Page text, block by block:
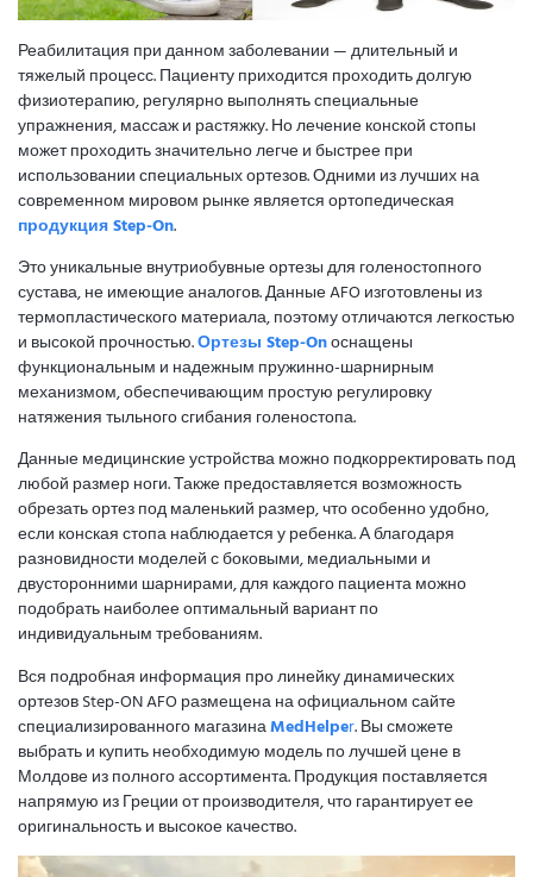
Реабилитация при данном заболевании — длительный и
тяжелый процесс. Пациенту приходится проходить долгую
физиотерапию, регулярно выполнять специальные
упражнения, массаж и растяжку. Но лечение конской стопы
может проходить значительно легче и быстрее при
использовании специальных ортезов. Одними из лучших на
современном мировом рынке является ортопедическая
продукция Step-On.
Это уникальные внутриобувные ортезы для голеностопного
сустава, не имеющие аналогов. Данные AFO изготовлены из
термопластического материала, поэтому отличаются легкостью
и высокой прочностью.Ортезы Step-Onоснащены
функциональным и надежным пружинно-шарнирным
механизмом, обеспечивающим простую регулировку
натяжения тыльного сгибания голеностопа.
Данные медицинские устройства можно подкорректировать под
любой размер ноги. Также предоставляется возможность
обрезать ортез под маленький размер, что особенно удобно,
если конская стопа наблюдается у ребенка. А благодаря
разновидности моделей с боковыми, медиальными и
двусторонними шарнирами, для каждого пациента можно
подобрать наиболее оптимальный вариант по
индивидуальным требованиям.
Вся подробная информация про линейку динамических
ортезов Step-ON AFO размещена на официальном сайте
специализированного магазинаMedHelper. Вы сможете
выбрать и купить необходимую модель по лучшей цене в
Молдове из полного ассортимента. Продукция поставляется
напрямую из Греции от производителя, что гарантирует ее
оригинальность и высокое качество.